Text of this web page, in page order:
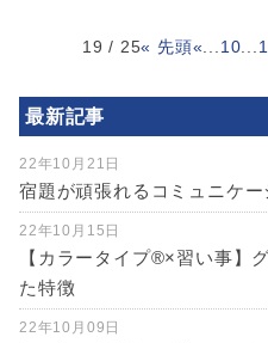
19 / 25« 先頭« 10
最新記事
22年10月21日
宿題が頑張れるコミュニケ
22年10月15日
【カラータイプ®×習い事】
た特徴
22年10月09日